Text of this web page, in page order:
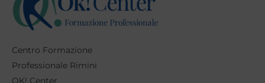
Centro Formazione
Professionale Rimini
OK! Center